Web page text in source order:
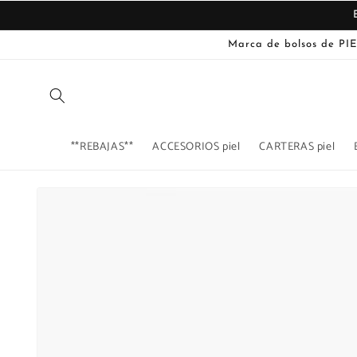
al contenido
Marca de bolsos de
**REBAJAS** ACCESORIOS piel CARTERAS piel